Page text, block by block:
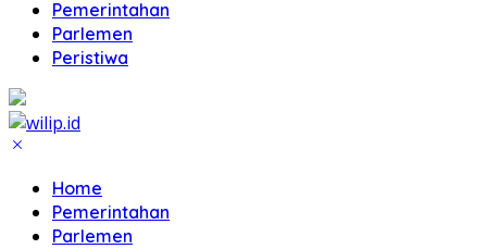
Pemerintahan
Parlemen
Peristiwa
Home
Pemerintahan
Parlemen